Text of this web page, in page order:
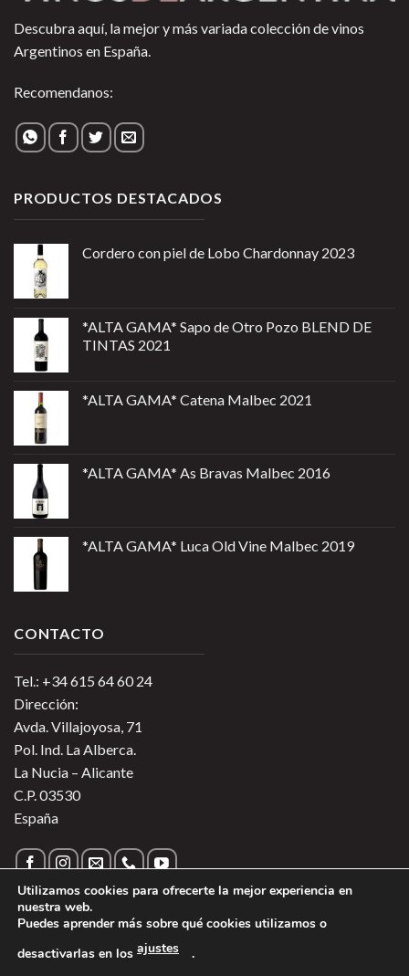
Descubra aquí, la mejor y más variada colección de vinos
Argentinos en España.
Recomendanos:
PRODUCTOS DESTACADOS
Cordero con piel de Lobo Chardonnay 2023
*ALTA GAMA* Sapo de Otro Pozo BLEND DE
TINTAS 2021
*ALTA GAMA* Catena Malbec 2021
*ALTA GAMA* As Bravas Malbec 2016
*ALTA GAMA* Luca Old Vine Malbec 2019
CONTACTO
Tel.: +34 615 64 60 24
Dirección:
Avda. Villajoyosa, 71
Pol. Ind. La Alberca.
La Nucia – Alicante
C.P. 03530
España
sobre las Cookies
Utilizamos cookies para ofrecerte la mejor experiencia en
nuestra web.
Puedes aprender más sobre qué cookies utilizamos o
desactivarlas en los ajustes .